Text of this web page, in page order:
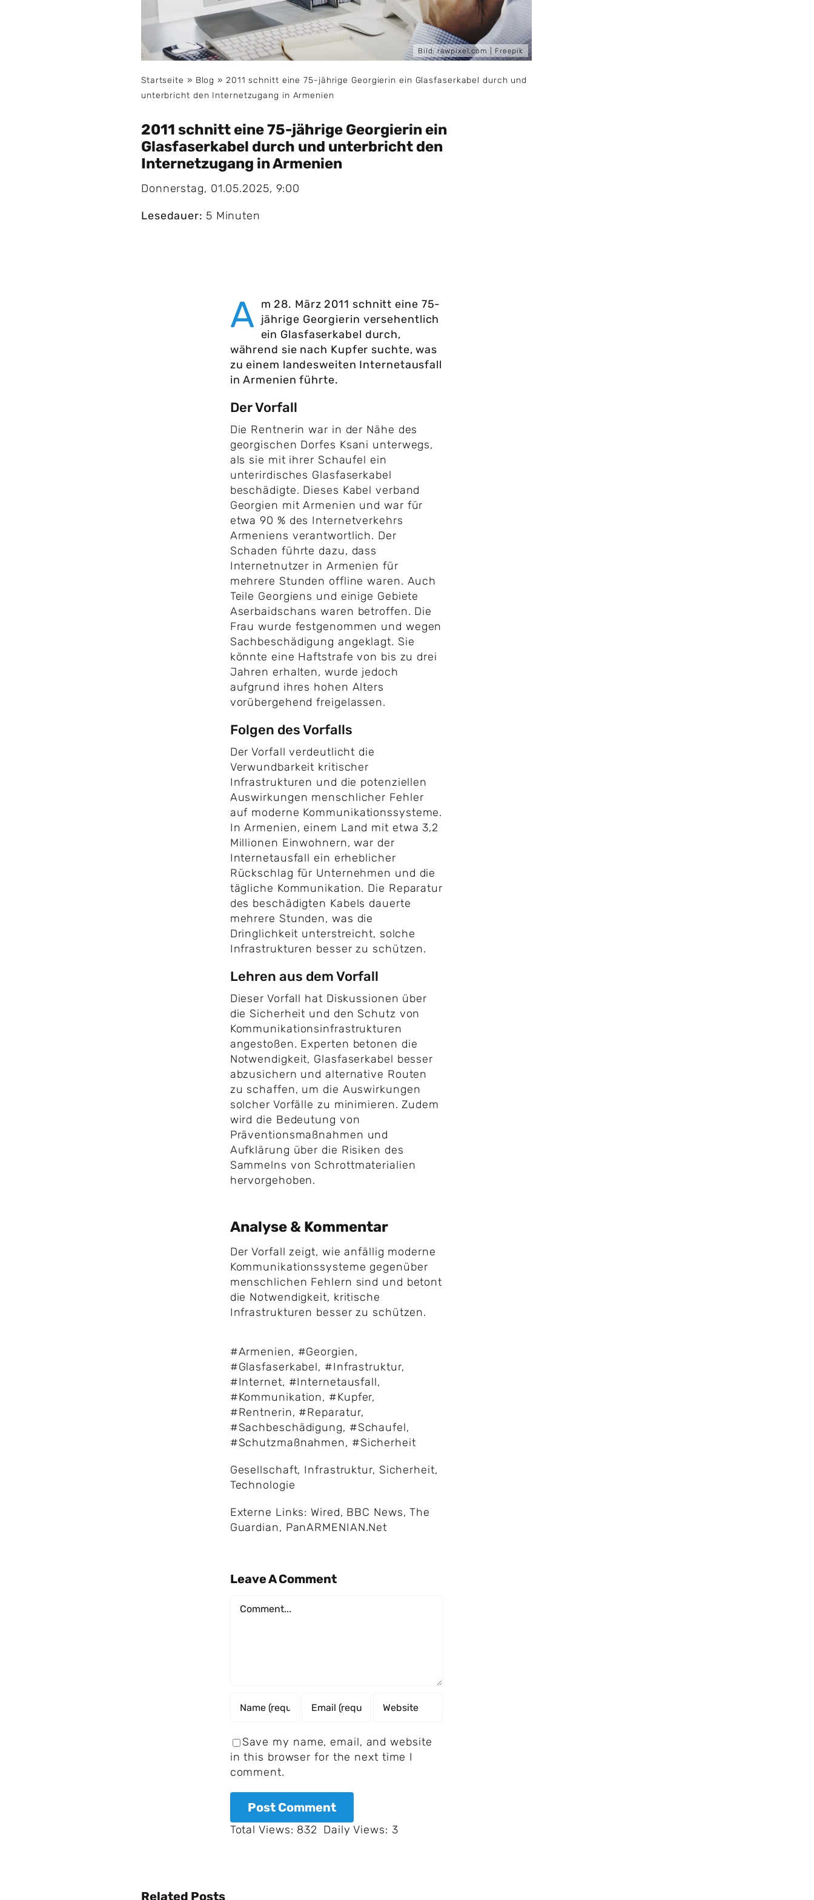
Bild:rawpixel.com | Freepik
Startseite » Blog » 2011 schnitt eine 75-jährige Georgierin ein Glasfaserkabel durch und
unterbricht den Internetzugang in Armenien
2011 schnitt eine 75-jährige Georgierin ein
Glasfaserkabel durch und unterbricht den
Internetzugang in Armenien
Donnerstag, 01.05.2025, 9:00
Lesedauer: 5 Minuten
A m 28. März 2011 schnitt eine 75-
jährige Georgierin versehentlich
ein Glasfaserkabel durch,
während sie nach Kupfer suchte, was
zu einem landesweiten Internetausfall
in Armenien führte.
Der Vorfall
Die Rentnerin war in der Nähe des
georgischen Dorfes Ksani unterwegs,
als sie mit ihrer Schaufel ein
unterirdisches Glasfaserkabel
beschädigte. Dieses Kabel verband
Georgien mit Armenien und war für
etwa 90 % des Internetverkehrs
Armeniens verantwortlich. Der
Schaden führte dazu, dass
Internetnutzer in Armenien für
mehrere Stunden offline waren. Auch
Teile Georgiens und einige Gebiete
Aserbaidschans waren betroffen. Die
Frau wurde festgenommen und wegen
Sachbeschädigung angeklagt. Sie
könnte eine Haftstrafe von bis zu drei
Jahren erhalten, wurde jedoch
aufgrund ihres hohen Alters
vorübergehend freigelassen.
Folgen des Vorfalls
Der Vorfall verdeutlicht die
Verwundbarkeit kritischer
Infrastrukturen und die potenziellen
Auswirkungen menschlicher Fehler
auf moderne Kommunikationssysteme.
In Armenien, einem Land mit etwa 3,2
Millionen Einwohnern, war der
Internetausfall ein erheblicher
Rückschlag für Unternehmen und die
tägliche Kommunikation. Die Reparatur
des beschädigten Kabels dauerte
mehrere Stunden, was die
Dringlichkeit unterstreicht, solche
Infrastrukturen besser zu schützen.
Lehren aus dem Vorfall
Dieser Vorfall hat Diskussionen über
die Sicherheit und den Schutz von
Kommunikationsinfrastrukturen
angestoßen. Experten betonen die
Notwendigkeit, Glasfaserkabel besser
abzusichern und alternative Routen
zu schaffen, um die Auswirkungen
solcher Vorfälle zu minimieren. Zudem
wird die Bedeutung von
Präventionsmaßnahmen und
Aufklärung über die Risiken des
Sammelns von Schrottmaterialien
hervorgehoben.
Analyse & Kommentar
Der Vorfall zeigt, wie anfällig moderne
Kommunikationssysteme gegenüber
menschlichen Fehlern sind und betont
die Notwendigkeit, kritische
Infrastrukturen besser zu schützen.
#Armenien, #Georgien,
#Glasfaserkabel, #Infrastruktur,
#Internet, #Internetausfall,
#Kommunikation, #Kupfer,
#Rentnerin, #Reparatur,
#Sachbeschädigung, #Schaufel,
#Schutzmaßnahmen, #Sicherheit
Gesellschaft, Infrastruktur, Sicherheit,
Technologie
Externe Links: Wired, BBC News, The
Guardian, PanARMENIAN.Net
Leave A Comment
Comment
Save my name, email, and website
in this browser for the next time I
comment.
Total Views: 832 Daily Views: 3
Related Posts
du, wenn